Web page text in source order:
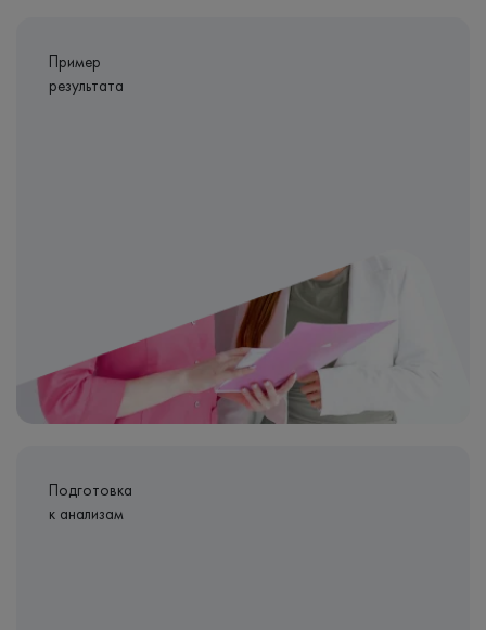
Пример
результата
Подготовка
к анализам